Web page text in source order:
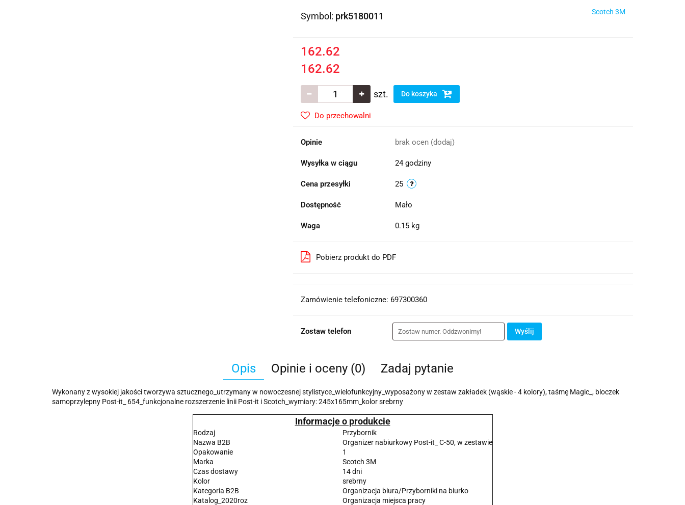
Symbol: prk5180011 Scotch 3M
162.62
162.62
szt. Do koszyka
Do przechowalni
Opinie brak ocen (dodaj)
Wysyłka w ciągu 24 godziny
Cena przesyłki 25
Dostępność Mało
Waga 0.15 kg
Pobierz produkt do PDF
Zamówienie telefoniczne: 697300360
Zostaw telefon Wyślij
Opis Opinie i oceny (0) Zadaj pytanie
Wykonany z wysokiej jakości tworzywa sztucznego_utrzymany w nowoczesnej stylistyce_wielofunkcyjny_wyposażony w zestaw zakładek (wąskie - 4 kolory), taśmę Magic_, bloczek
samoprzylepny Post-it_ 654_funkcjonalne rozszerzenie linii Post-it i Scotch_wymiary: 245x165mm_kolor srebrny
Informacje o produkcie
Rodzaj
Przybornik
Nazwa B2B
Organizer nabiurkowy Post-it_ C-50, w zestawie
Opakowanie
1
Marka
Scotch 3M
Czas dostawy
14 dni
Kolor
srebrny
Kategoria B2B
Organizacja biura/Przyborniki na biurko
Katalog_2020roz
Organizacja miejsca pracy